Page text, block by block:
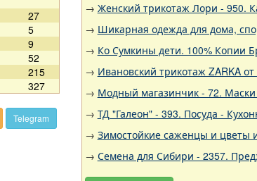
27
5
9
52
215
327
Telegram
→ Женский трикотаж Лори - 950.
→ Шикарная одежда для дома,
→ Ко Сумкины дети. 100% Копии
→ Ивановский трикотаж ZARKA
→ Модный магазинчик - 72. Маски
→ ТД "Галеон" - 393. Посуда -
→ Зимостойкие саженцы и цветы
→ Семена для Сибири - 2357.